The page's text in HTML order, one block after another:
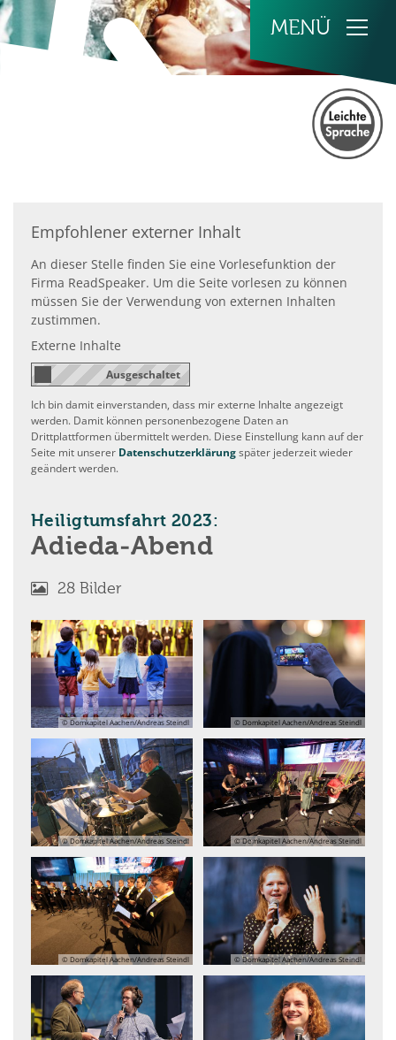
Zum Inhalt springen
Empfohlener externer Inhalt
An dieser Stelle finden Sie eine Vorlesefunktion der
Firma ReadSpeaker. Um die Seite vorlesen zu können
müssen Sie der Verwendung von externen Inhalten
zustimmen.
Externe Inhalte
Ich bin damit einverstanden, dass mir externe Inhalte angezeigt
werden. Damit können personenbezogene Daten an
Drittplattformen übermittelt werden. Diese Einstellung kann auf der
Seite mit unserer Datenschutzerklärungspäter jederzeit wieder
geändert werden.
Heiligtumsfahrt 2023:
Adieda-Abend
28 Bilder
© Domkapitel Aachen/Andreas Steindl © Domkapitel Aachen/Andreas Steindl
© Domkapitel Aachen/Andreas Steindl © Domkapitel Aachen/Andreas Steindl
© Domkapitel Aachen/Andreas Steindl © Domkapitel Aachen/Andreas Steindl